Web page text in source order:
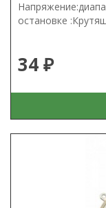
остановке
34 ₽